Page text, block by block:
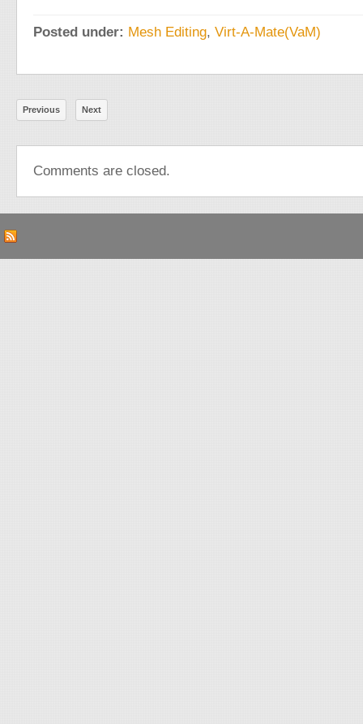
Posted under: Mesh Editing, Virt-A-Mate(VaM)
Previous Next
Comments are closed.